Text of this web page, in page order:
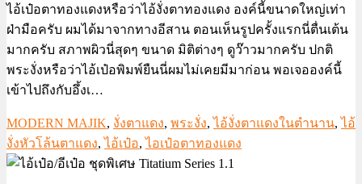
ไอ้เป๋อตาทองแดงหรือว่าไอ้งั่งตาทองแดง องค์นี้ขนาดใหญ่เท่า
ฝ่ามือครับ ผมได้มาจากทางอีสาน ตอนเห็นรูปครั้งแรกนี่ตื่นเต้น
มากครับ สภาพผิวนี่สุดๆ ขนาด มิติต่างๆ ดูว๊าวมากครับ ปกติ
พระงั่งหรือว่าไอ้เป๋อพิมพ์ยืนนี่ผมไม่เคยมีมาก่อน พอเจอองค์นี้
เข้าไปถึงกับอึ้งเ…
MODERN MAJIK, งั่งตาแดง, พระงั่ง,ไอ้งั่งตาแดงในตำนาน,ไอ้
งั่งหัวโล้นตาแดง,ไอ้เป๋อ,ไอเป๋อตาทองแดง